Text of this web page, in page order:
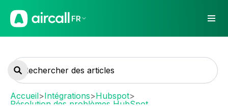
FR
Accueil>Intégrations>Hubspot>
Résolution des problèmes HubSpot